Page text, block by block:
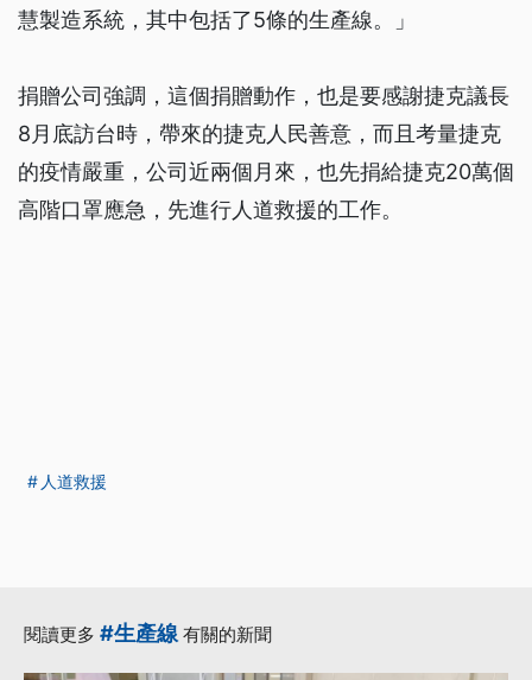
慧製造系統，其中包括了5條的生產線。」
捐贈公司強調，這個捐贈動作，也是要感謝捷克議長
8月底訪台時，帶來的捷克人民善意，而且考量捷克
的疫情嚴重，公司近兩個月來，也先捐給捷克20萬個
高階口罩應急，先進行人道救援的工作。
人道救援
閱讀更多 #生產線有關的新聞